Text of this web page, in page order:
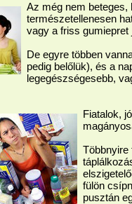
Az még nem
természetellenesen
vagy a friss gumiepret
De egyre többen
pedig belőlük), és a
legegészségesebb,
Fiatalok,
Többnyire
fülön
pusztán